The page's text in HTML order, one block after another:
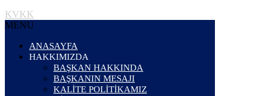
KVKK
MENU
ANASAYFA
HAKKIMIZDA
BAŞKAN HAKKINDA
BAŞKANIN MESAJI
KALİTE POLİTİKAMIZ